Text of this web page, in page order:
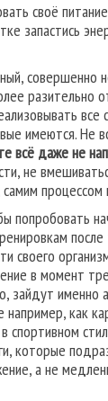
своё
запастись
совершенно
разительно
все
имеются. Не
всё даже не
не
процессом
попробовать
своего
в момент
зайдут именно
например, как
спортивном
которые
а не